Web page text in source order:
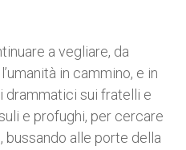
a vegliare, da
in cammino, e in
drammatici sui fratelli e
e profughi, per cercare
bussando alle porte della